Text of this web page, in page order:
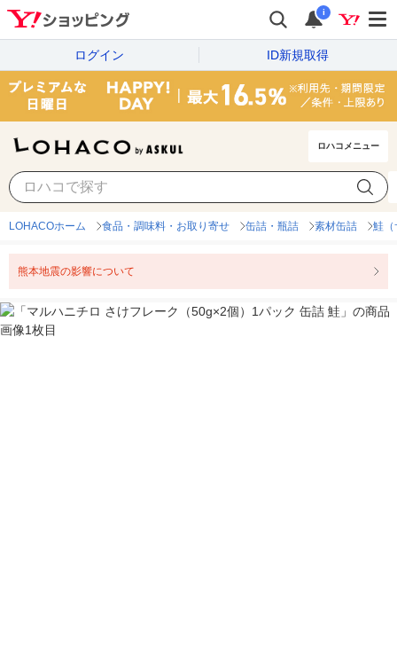
i
ログイン ID新規取得
ロハコメニュー
LOHACOホーム 食品・調味料・お取り寄せ 缶詰・瓶詰 素材缶詰 鮭（
熊本地震の影響について